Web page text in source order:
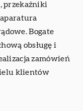
przekaźniki
. Bogate
obsługę i
zamówień
klientów